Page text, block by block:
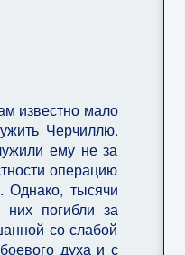
известно мало
Черчиллю.
ему не за
операцию
Однако, тысячи
погибли за
со слабой
духа и с